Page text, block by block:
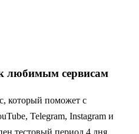
любимым сервисам
который поможет с
Telegram, Instagram и
тестовый период 4 дня.